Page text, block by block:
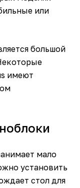
или
большой
имеют
мало
установить
стол для